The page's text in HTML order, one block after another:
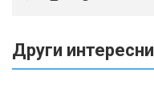
Други интересни